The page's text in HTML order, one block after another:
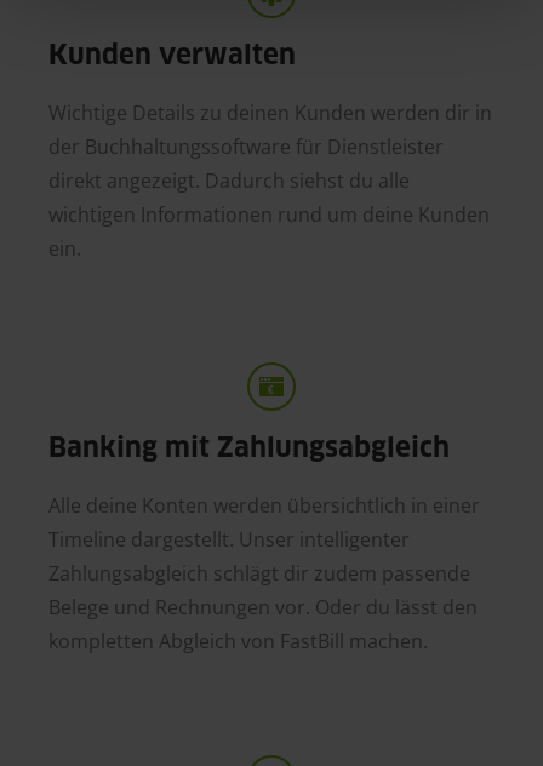
Kunden verwalten
Wichtige Details zu deinen Kunden werden dir in
der Buchhaltungssoftware für Dienstleister
direkt angezeigt. Dadurch siehst du alle
wichtigen Informationen rund um deine Kunden
ein.
Banking mit Zahlungsabgleich
Alle deine Konten werden übersichtlich in einer
Timeline dargestellt. Unser intelligenter
Zahlungsabgleich schlägt dir zudem passende
Belege und Rechnungen vor. Oder du lässt den
kompletten Abgleich von FastBill machen.